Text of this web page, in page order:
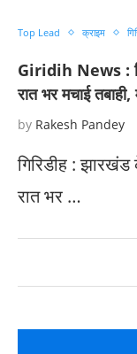
Top Lead क्राइम
Giridih News :
रात भर मचाई
by Rakesh Pandey
गिरिडीह :
रात भर …